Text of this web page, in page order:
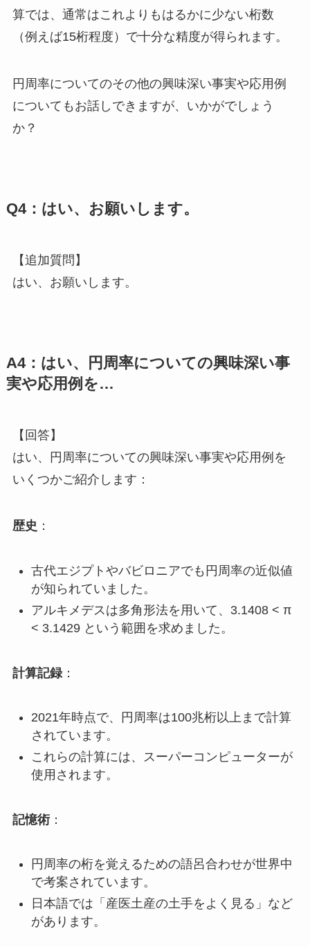
算では、通常はこれよりもはるかに少ない桁数
（例えば15桁程度）で十分な精度が得られます。
円周率についてのその他の興味深い事実や応用例
についてもお話しできますが、いかがでしょう
か？
Q4：はい、お願いします。
【追加質問】
はい、お願いします。
A4：はい、円周率についての興味深い事
実や応用例を…
【回答】
はい、円周率についての興味深い事実や応用例を
いくつかご紹介します：
歴史 ：
古代エジプトやバビロニアでも円周率の近似値
が知られていました。
アルキメデスは多角形法を用いて、3.1408 < π
< 3.1429 という範囲を求めました。
計算記録：
2021年時点で、円周率は100兆桁以上まで計算
されています。
これらの計算には、スーパーコンピューターが
使用されます。
記憶術：
円周率の桁を覚えるための語呂合わせが世界中
で考案されています。
日本語では「産医土産の土手をよく見る」など
があります。